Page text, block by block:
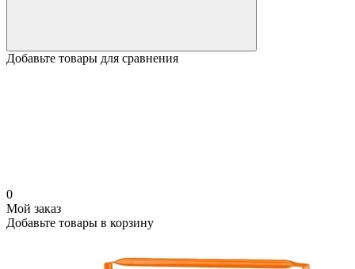
Добавьте товары для сравнения
0
Мой заказ
Добавьте товары в корзину